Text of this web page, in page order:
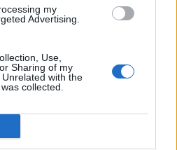
my
Advertising.
Use,
Sharing of my
with the
collected.
a tengerre és a fényre
akik soha nem hagyták abba
– Ha egy...